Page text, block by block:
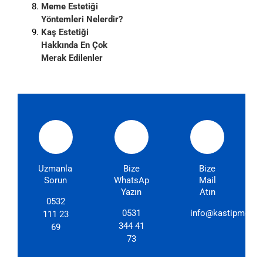
Meme Estetiği
Yöntemleri Nelerdir?
Kaş Estetiği
Hakkında En Çok
Merak Edilenler
Uzmanlarımıza
Sorun
0532
111 23
69
Bize
WhatsApp'dan
Yazın
0531
344 41
73
Bize
Mail
Atın